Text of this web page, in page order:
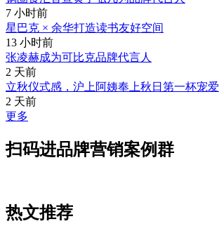
7 小时前
星巴克 × 余华打造读书友好空间
13 小时前
张凌赫成为可比克品牌代言人
2 天前
立秋仪式感，沪上阿姨奉上秋日第一杯宠爱
2 天前
更多
扫码进品牌营销案例群
热文推荐